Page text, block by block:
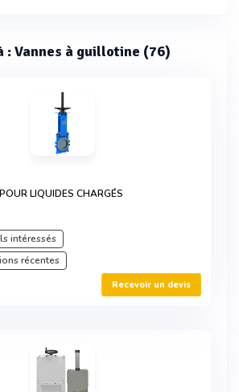
: Vannes à guillotine (76)
LIQUIDES CHARGÉS
intéressés
récentes
Recevoir un devis